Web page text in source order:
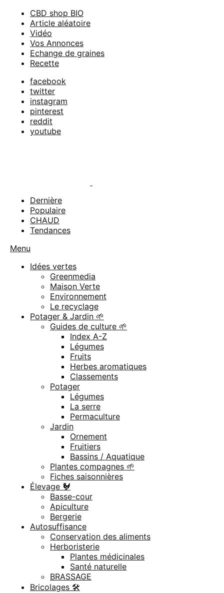
content
CBD shop BIO
Article aléatoire
Vidéo
Vos Annonces
Echange de graines
Recette
facebook
twitter
instagram
pinterest
reddit
youtube
Dernière
Populaire
CHAUD
Tendances
Menu
Idées vertes
Greenmedia
Maison Verte
Environnement
Le recyclage
Potager & Jardin 🌱
Guides de culture 🌱
Index A-Z
Légumes
Fruits
Herbes aromatiques
Classements
Potager
Légumes
La serre
Permaculture
Jardin
Ornement
Fruitiers
Bassins / Aquatique
Plantes compagnes 🌱
Fiches saisonnières
Élevage 🐓
Basse-cour
Apiculture
Bergerie
Autosuffisance
Conservation des aliments
Herboristerie
Plantes médicinales
Santé naturelle
BRASSAGE
Bricolages 🛠️